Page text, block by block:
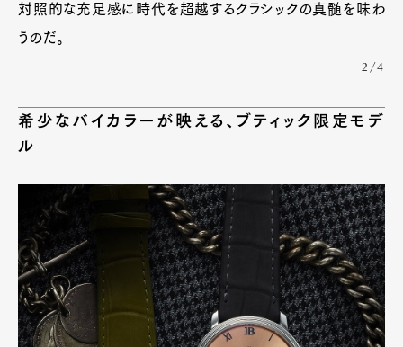
対照的な充足感に時代を超越するクラシックの真髄を味わ
うのだ。
2/4
希少なバイカラーが映える、ブティック限定モデ
ル